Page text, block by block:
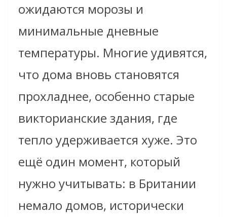
ожидаются морозы и
минимальные дневные
температуры. Многие удивятся,
что дома вновь становятся
прохладнее, особенно старые
викторианские здания, где
тепло удерживается хуже. Это
ещё один момент, который
нужно учитывать: в Британии
немало домов, исторически